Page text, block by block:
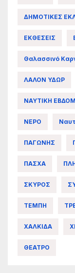
ΔΗΜΟΤΙΚΕΣ
ΕΚΘΕΣΕΙΣ
Θαλασσινό
ΛΑΛΟΝ ΥΔΩΡ
ΝΑΥΤΙΚΗ
ΝΕΡΟ
ΠΑΓΩΝΗΣ
ΠΑΣΧΑ
ΣΚΥΡΟΣ
ΤΕΜΠΗ
ΧΑΛΚΙΔΑ
ΘΕΑΤΡΟ